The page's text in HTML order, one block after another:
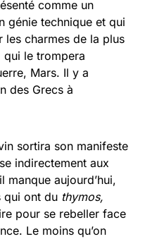
comme un
génie technique et qui
les charmes de la plus
qui le trompera
Mars. Il y a
des Grecs à
sortira son manifeste
indirectement aux
manque aujourd’hui,
qui ont du thymos,
pour se rebeller face
Le moins qu’on